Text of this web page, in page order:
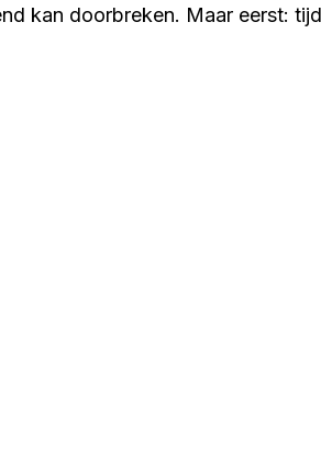
kan doorbreken. Maar eerst: